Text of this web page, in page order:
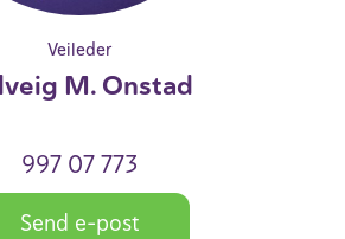
Veileder
M. Onstad
997 07 773
Send e-post